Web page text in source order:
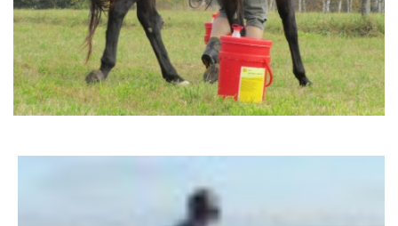
AKCE 2025
AKCE 2026